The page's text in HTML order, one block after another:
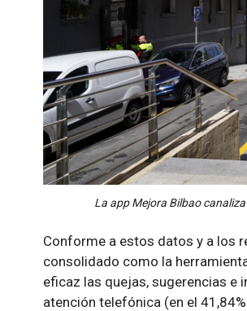
La app Mejora Bilbao
Conforme a estos datos y a los
consolidado como la
eficaz las quejas, sugerencias e
atención telefónica (en el